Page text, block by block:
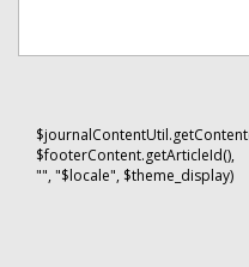
$footerContent.getArticleId(),
"", "$locale", $theme_display)